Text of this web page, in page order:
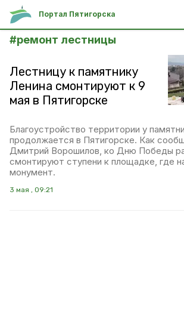
Портал Пятигорска
#ремонт лестницы
Лестницу к памятнику
Ленина смонтируют к 9
мая в Пятигорске
Благоустройство территории у
продолжается в Пятигорске. Как
Дмитрий Ворошилов, ко Дню Победы
смонтируют ступени к площадке, где
монумент.
3 мая , 09:21